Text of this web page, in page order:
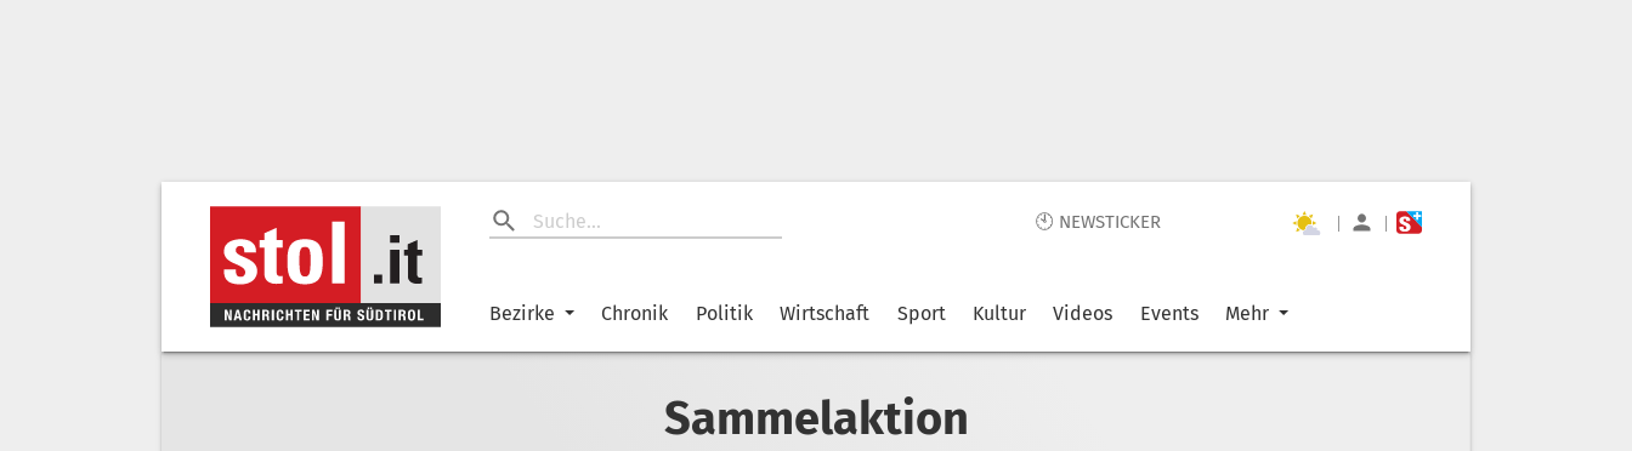
🕙 NEWSTICKER | |
Bezirke Chronik Politik Wirtschaft Sport Kultur Videos Events Mehr
Sammelaktion